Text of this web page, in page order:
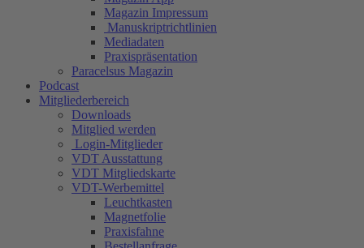
Magazin Impressum
Manuskriptrichtlinien
Mediadaten
Praxispräsentation
Paracelsus Magazin
Podcast
Mitgliederbereich
Downloads
Mitglied werden
Login-Mitglieder
VDT Ausstattung
VDT Mitgliedskarte
VDT-Werbemittel
Leuchtkasten
Magnetfolie
Praxisfahne